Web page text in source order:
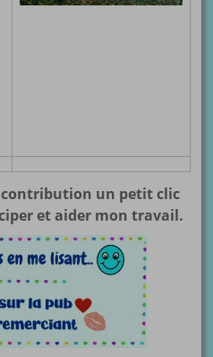
un petit clic
et aider mon travail.